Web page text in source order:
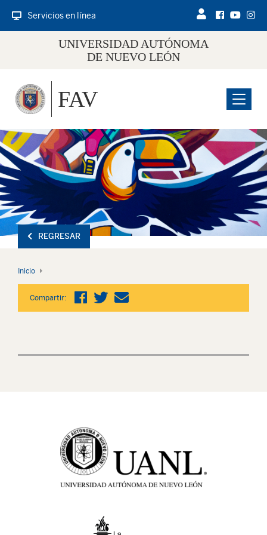
Servicios en línea
UNIVERSIDAD AUTÓNOMA
DE NUEVO LEÓN
Menu
FAV
REGRESAR
Inicio
Compartir: